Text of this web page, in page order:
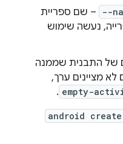
--
– שם ספריית
נעשה שימוש
של התבנית שממנה
לא מציינים ערך,
empty-
.
android